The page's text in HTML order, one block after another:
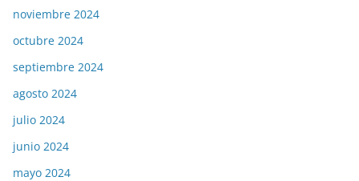
noviembre 2024
octubre 2024
septiembre 2024
agosto 2024
julio 2024
junio 2024
mayo 2024